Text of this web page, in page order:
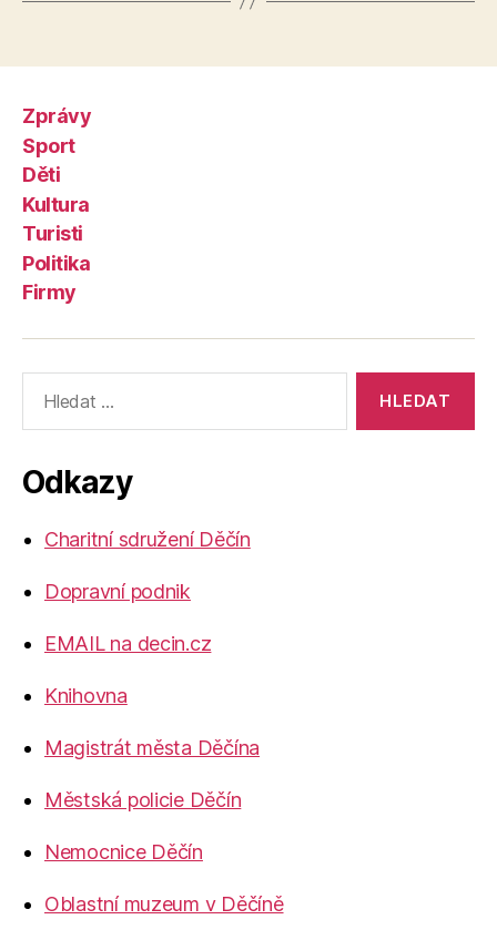
Zprávy
Sport
Děti
Kultura
Turisti
Politika
Firmy
vyhledávání:
Odkazy
Charitní sdružení Děčín
Dopravní podnik
EMAIL na decin.cz
Knihovna
Magistrát města Děčína
Městská policie Děčín
Nemocnice Děčín
Oblastní muzeum v Děčíně